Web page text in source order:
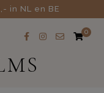
in NL en BE
0